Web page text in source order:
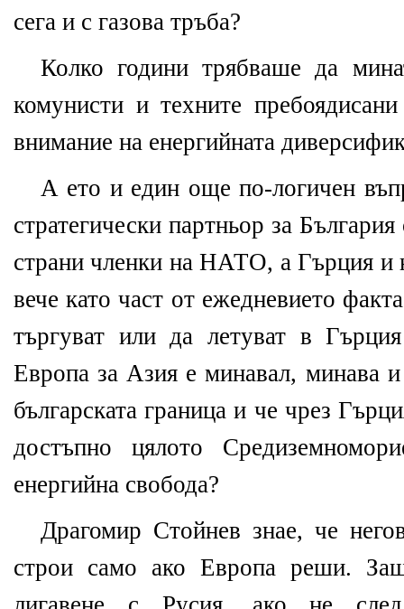
сега и с газова тръба?
Колко години трябваше да
комунисти и техните
внимание на енергийната
А ето и един още по-логичен
стратегически партньор за
страни членки на НАТО, а Гърция и
вече като част от ежедневието
търгуват или да летуват в
Европа за Азия е минавал, минава
българската граница и че чрез
достъпно цялото
енергийна свобода?
Драгомир Стойнев знае, че
строи само ако Европа реши.